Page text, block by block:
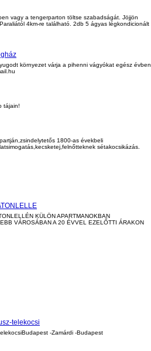
vagy a tengerparton töltse szabadságát. Jöjjön
4km-re található. 2db 5 ágyas légkondicionált
környezet várja a pihenni vágyókat egész évben
tájain!
1800-as évekbeli
sétakocsikázás.
KÜLÖN APARTMANOKBAN
VÁROSÁBAN A 20 ÉVVEL EZELŐTTI ÁRAKON
telekocsi
-Zamárdi -Budapest